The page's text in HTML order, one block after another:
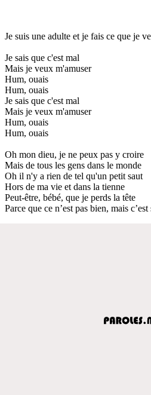
Je suis une adulte et je fais ce que je
Je sais que c'est mal
Mais je veux m'amuser
Hum, ouais
Hum, ouais
Je sais que c'est mal
Mais je veux m'amuser
Hum, ouais
Hum, ouais
Oh mon dieu, je ne peux pas y croire
Mais de tous les gens dans le monde
Oh il n'y a rien de tel qu'un petit saut
Hors de ma vie et dans la tienne
Peut-être, bébé, que je perds la tête
Parce que ce n’est pas bien, mais c’est